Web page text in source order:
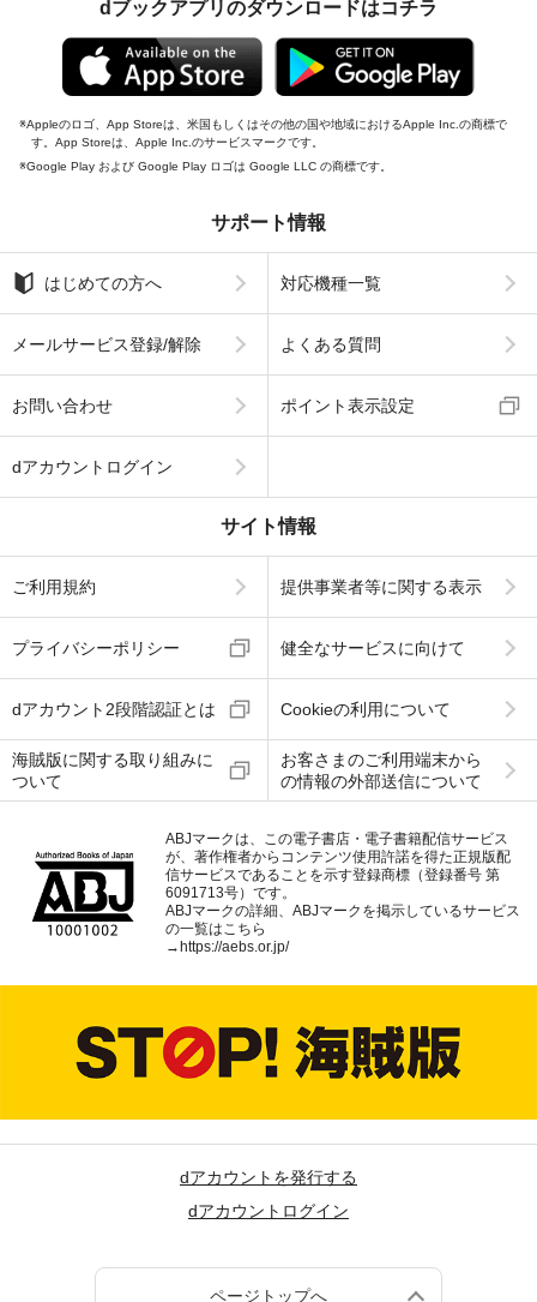
dブックアプリのダウンロードはコチラ
Appleのロゴ、App Storeは、米国もしくはその他の国や地域におけるApple Inc.の商標で
す。App Storeは、Apple Inc.のサービスマークです。
Google Play および Google Play ロゴは Google LLC の商標です。
サポート情報
はじめての方へ 対応機種一覧
メールサービス登録/解除 よくある質問
お問い合わせ ポイント表示設定
dアカウントログイン
サイト情報
ご利用規約 提供事業者等に関する表示
プライバシーポリシー 健全なサービスに向けて
dアカウント2段階認証とは Cookieの利用について
海賊版に関する取り組みに
ついて
お客さまのご利用端末から
の情報の外部送信について
ABJマークは、この電子書店・電子書籍配信サービス
が、著作権者からコンテンツ使用許諾を得た正規版配
信サービスであることを示す登録商標（登録番号 第
6091713号）です。
ABJマークの詳細、ABJマークを掲示しているサービス
の一覧はこちら
→ https://aebs.or.jp/
dアカウントを発行する
dアカウントログイン
ページトップへ